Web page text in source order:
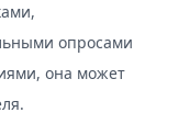
опросами
она может